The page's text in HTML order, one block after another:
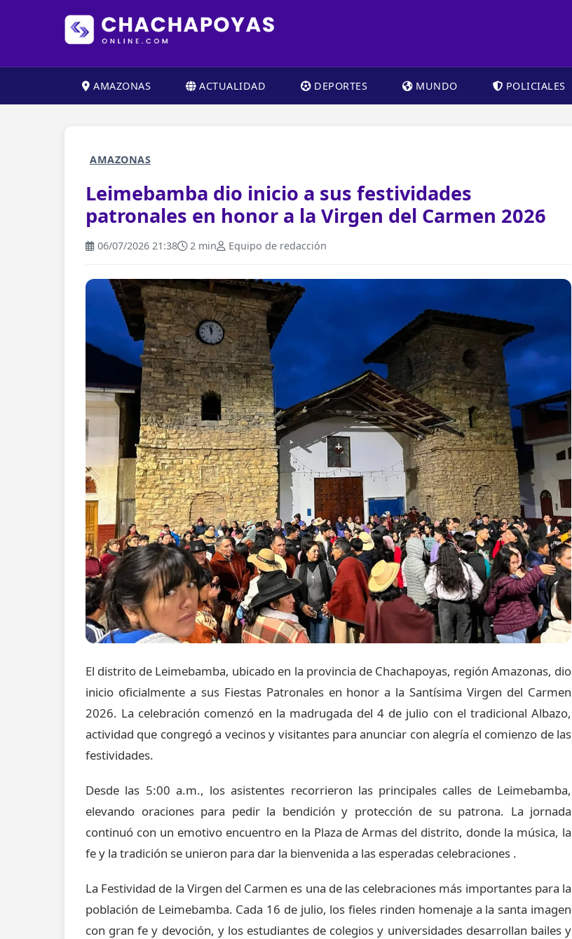
AMAZONAS ACTUALIDAD DEPORTES MUNDO POLICIALES
AMAZONAS
Leimebamba dio inicio a sus festividades
patronales en honor a la Virgen del Carmen 2026
06/07/2026 21:38 2 min Equipo de redacción
El distrito de Leimebamba, ubicado en la provincia de Chachapoyas, región Amazonas, dio
inicio oficialmente a sus Fiestas Patronales en honor a la Santísima Virgen del Carmen
2026. La celebración comenzó en la madrugada del 4 de julio con el tradicional Albazo,
actividad que congregó a vecinos y visitantes para anunciar con alegría el comienzo de las
festividades.
Desde las 5:00 a.m., los asistentes recorrieron las principales calles de Leimebamba,
elevando oraciones para pedir la bendición y protección de su patrona. La jornada
continuó con un emotivo encuentro en la Plaza de Armas del distrito, donde la música, la
fe y la tradición se unieron para dar la bienvenida a las esperadas celebraciones .
La Festividad de la Virgen del Carmen es una de las celebraciones más importantes para la
población de Leimebamba. Cada 16 de julio, los fieles rinden homenaje a la santa imagen
con gran fe y devoción, y los estudiantes de colegios y universidades desarrollan bailes y